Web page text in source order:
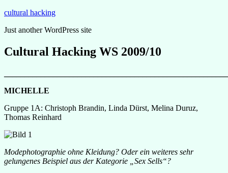
Zum
springen
cultural hacking
Just another WordPress site
Cultural Hacking WS 2009/10
MICHELLE
Gruppe 1A: Christoph Brandin, Linda Dürst, Melina Duruz,
Thomas Reinhard
Modephotographie ohne Kleidung? Oder ein weiteres sehr
gelungenes Beispiel aus der Kategorie „Sex Sells“?